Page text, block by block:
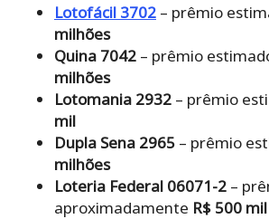
Lotofácil 3702 – prêmio
milhões
Quina 7042 – prêmio
milhões
Lotomania 2932 – prêmio
mil
Dupla Sena 2965 – prêmio
milhões
Loteria Federal 06071-2 –
aproximadamente R$ 500 mil